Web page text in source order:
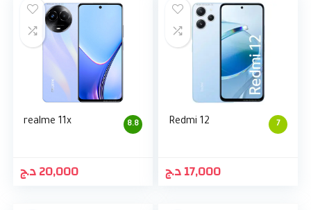
8.8
realme 11x
20,000د.ج
7
Redmi 12
17,000د.ج